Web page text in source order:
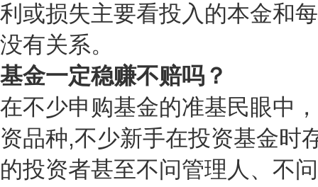
利或损失主要看投入的本金和
没有关系。
基金一定稳赚不赔吗？
在不少申购基金的准基民眼中
资品种,不少新手在投资基金时
的投资者甚至不问管理人、不